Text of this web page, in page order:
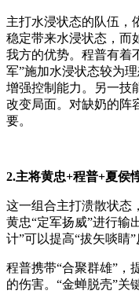
主打水浸状态的队伍，
稳定带来水浸状态，而
我方的优势。程普有着
军”施加水浸状态较为
增强控制能力。另一技
改变局面。对缺奶的阵
要。
2.主将黄忠+程普+夏侯
这一组合主打溃散状态
黄忠“定军扬威”进行输
计”可以提高“拔矢啖睛”
程普携带“合聚群雄”，
的伤害。“金蝉脱壳”关